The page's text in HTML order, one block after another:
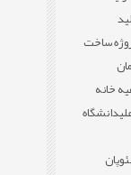
ساخت
خانه
دانشگاه